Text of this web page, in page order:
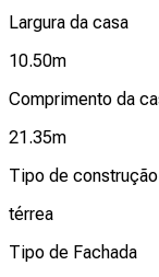
Largura da casa
10.50m
Comprimento da
21.35m
Tipo de construção
térrea
Tipo de Fachada